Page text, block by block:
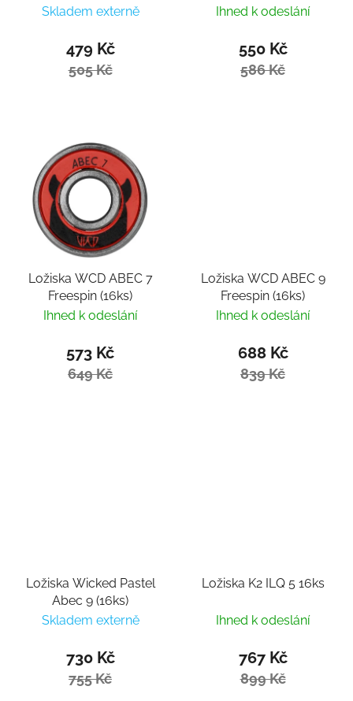
Skladem externě
479 Kč
505 Kč
Ihned k odeslání
550 Kč
586 Kč
Ložiska WCD ABEC 7
Freespin (16ks)
Ihned k odeslání
573 Kč
649 Kč
Ložiska WCD ABEC 9
Freespin (16ks)
Ihned k odeslání
688 Kč
839 Kč
Ložiska Wicked Pastel
Abec 9 (16ks)
Skladem externě
730 Kč
755 Kč
Ložiska K2 ILQ 5 16ks
Ihned k odeslání
767 Kč
899 Kč